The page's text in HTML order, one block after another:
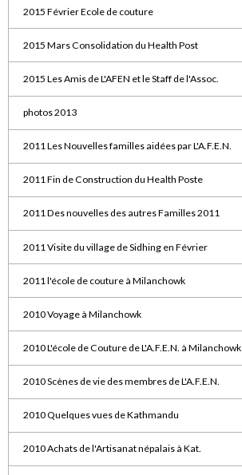
2015 Février Ecole de couture
2015 Mars Consolidation du Health Post
2015 Les Amis de L'AFEN et le Staff de l'Assoc.
photos 2013
2011 Les Nouvelles familles aidées par L'A.F.E.N.
2011 Fin de Construction du Health Poste
2011 Des nouvelles des autres Familles 2011
2011 Visite du village de Sidhing en Février
2011 l'école de couture à Milanchowk
2010 Voyage à Milanchowk
2010 L'école de Couture de L'A.F.E.N. à Milanchowk
2010 Scènes de vie des membres de L'A.F.E.N.
2010 Quelques vues de Kathmandu
2010 Achats de l'Artisanat népalais à Kat.